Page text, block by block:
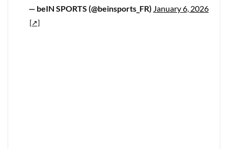
— beIN SPORTS (@beinsports_FR) January 6, 2026